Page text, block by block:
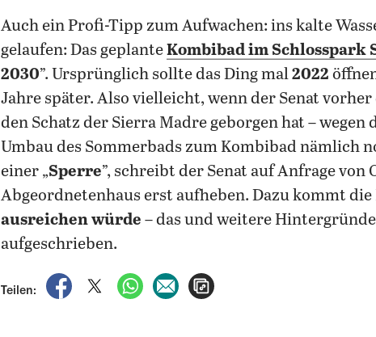
Auch ein Profi-Tipp zum Aufwachen: ins kalte
gelaufen: Das geplanteKombibad im Schlosspark
2030”. Ursprünglich sollte das Ding mal2022
Jahre später. Also vielleicht, wenn der Senat
den Schatz der Sierra Madre geborgen hat – wegen
Umbau des Sommerbads zum Kombibad nämlich
einer „Sperre”, schreibt der Senat auf Anfrage von
Abgeordnetenhaus erst aufheben. Dazu kommt die
ausreichen würde – das und weitere
aufgeschrieben.
Teilen:
auf Facebook teilen
auf X teilenper WhatsApp teilen
per E-Mail teilen